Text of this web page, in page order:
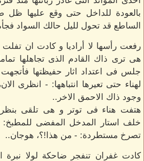
بالعودة للداخل حتى وقع عليها ظل
الساطع قد تحول لليل حالك السواد
رفعت رأسها لا أراديا و كادت ان
هى ترى ذاك القادم الذى تجاهلها
جلس فى اعتداد اثار حفيظتها
لهناء حتى تعيرها انتباهها: - انظرى
وجود ذاك الاحمق الاخر..
هتفت هناء فى توتر و هى تلقى
خلف استار المدخل المفضى للمطبخ:
تصرخ مستطردة: - من هذا!؟، هوجان..
كادت غفران تنفجر ضاحكة لولا نبرة